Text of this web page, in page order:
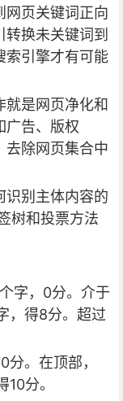
网页关键词正向
换未关键词到
索引擎才有可能
就是网页净化和
广告、版权
去除网页集合中
识别主体内容的
树和投票方法
字，0分。介于
，得8分。超过
。在顶部，
分。